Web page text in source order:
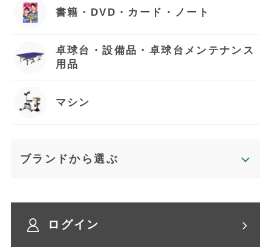
書籍・DVD・カード・ノート
卓球台・設備品・卓球台メンテナンス
用品
マシン
ブランドから選ぶ
ログイン